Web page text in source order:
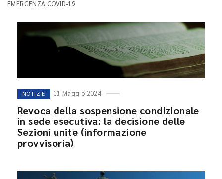
EMERGENZA COVID-19
NOTIZIE 31 Maggio 2024
Revoca della sospensione condizionale
in sede esecutiva: la decisione delle
Sezioni unite (informazione
provvisoria)